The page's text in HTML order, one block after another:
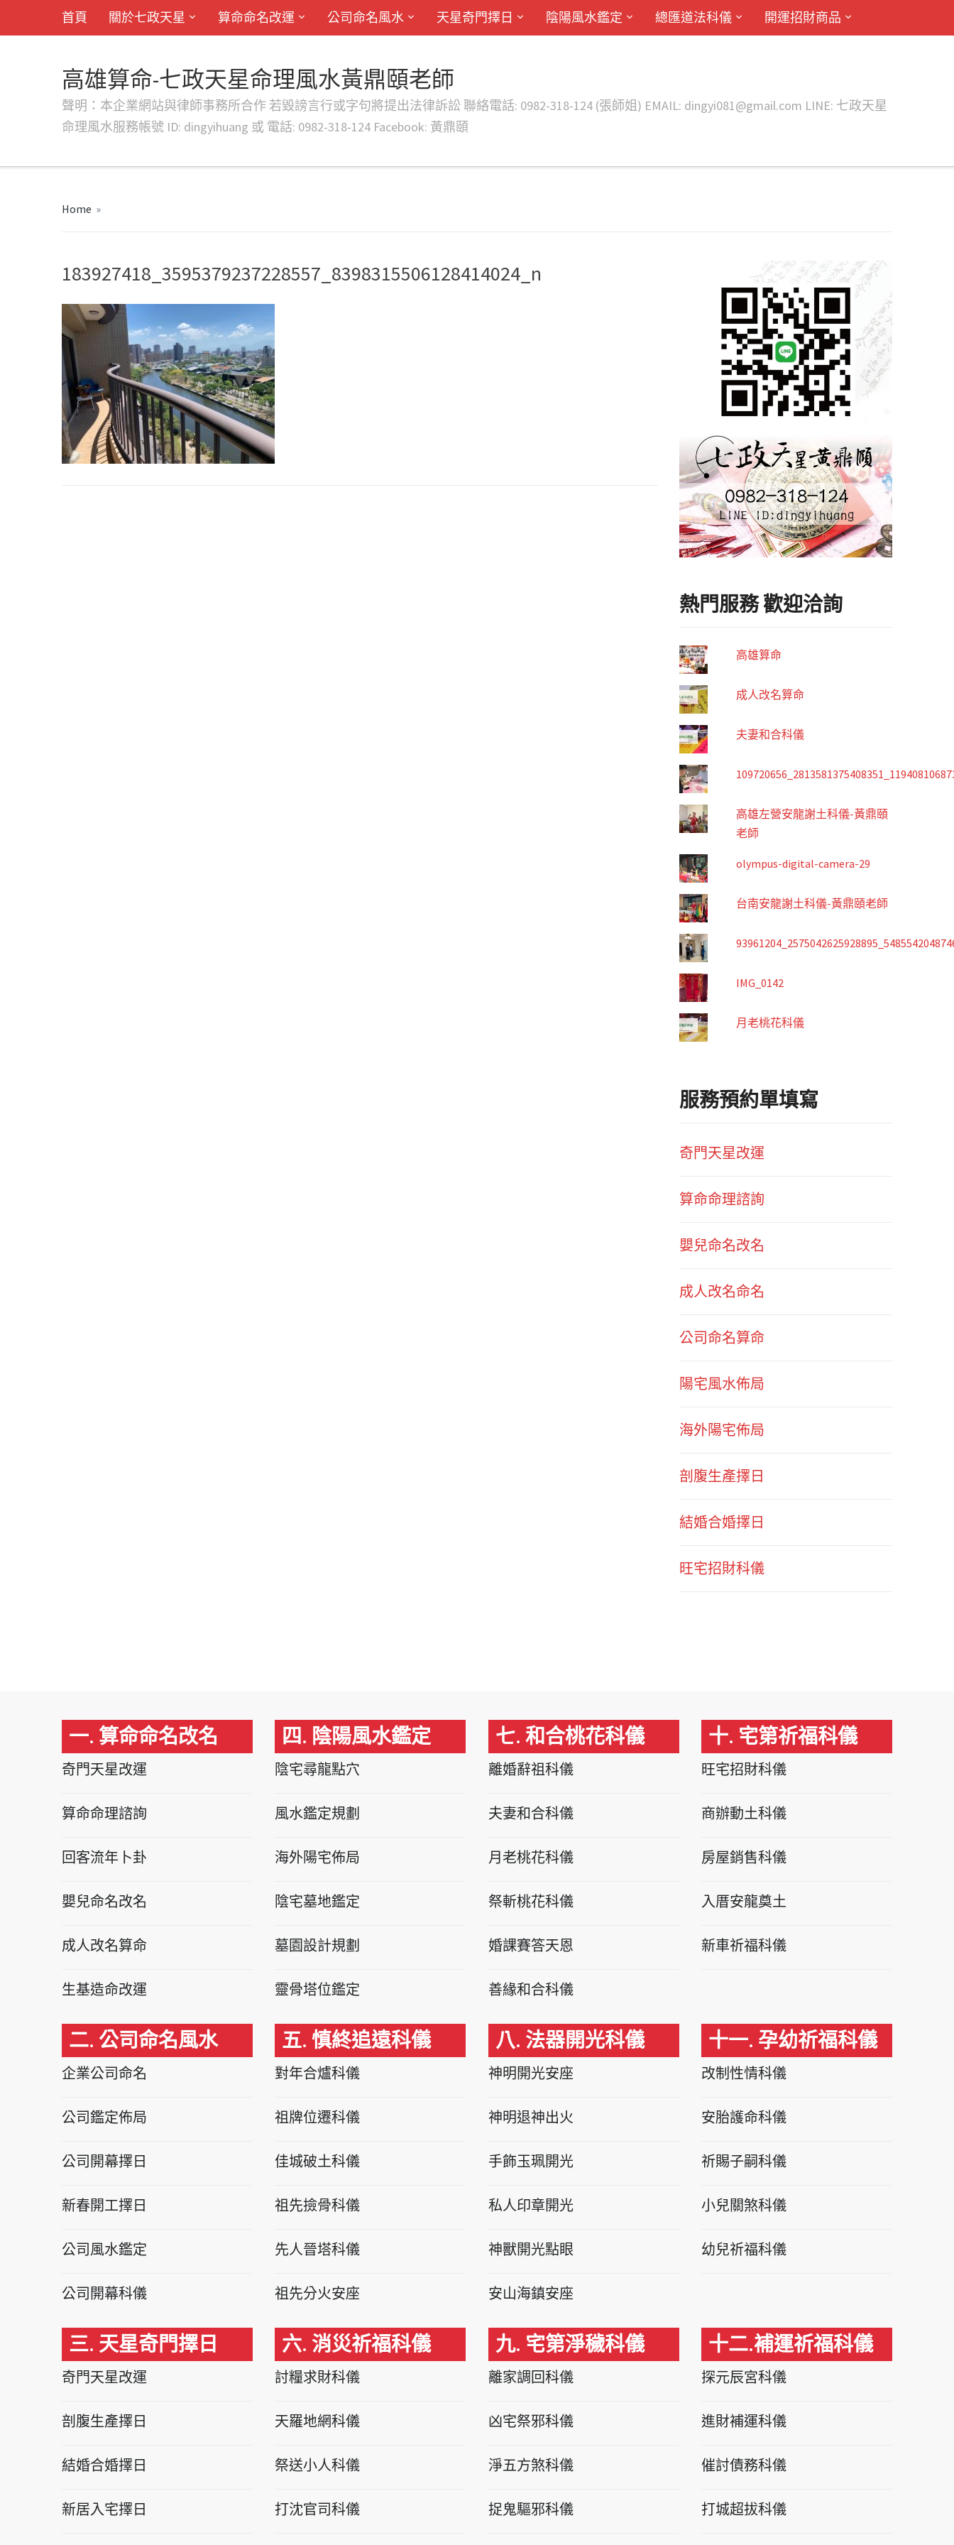
首頁 關於七政天星 算命命名改運 公司命名風水 天星奇門擇日 陰陽風水鑑定 總匯道法科儀 開運招財商品
高雄算命-七政天星命理風水黃鼎頤老師
聲明：本企業網站與律師事務所合作 若毀謗言行或字句將提出法律訴訟 聯絡電話: 0982-318-124 (張師姐) EMAIL: dingyi081@gmail.com LINE: 七政天星
命理風水服務帳號 ID: dingyihuang 或 電話: 0982-318-124 Facebook: 黃鼎頤
Home »
183927418_3595379237228557_8398315506128414024_n
熱門服務 歡迎洽詢
高雄算命
成人改名算命
夫妻和合科儀
高雄左營安龍謝土科儀-黃鼎頤
老師
olympus-digital-camera-29
台南安龍謝土科儀-黃鼎頤老師
IMG_0142
月老桃花科儀
服務預約單填寫
奇門天星改運
算命命理諮詢
嬰兒命名改名
成人改名命名
公司命名算命
陽宅風水佈局
海外陽宅佈局
剖腹生產擇日
結婚合婚擇日
旺宅招財科儀
一. 算命命名改名
奇門天星改運
算命命理諮詢
回客流年卜卦
嬰兒命名改名
成人改名算命
生基造命改運
二. 公司命名風水
企業公司命名
公司鑑定佈局
公司開幕擇日
新春開工擇日
公司風水鑑定
公司開幕科儀
三. 天星奇門擇日
奇門天星改運
剖腹生產擇日
結婚合婚擇日
新居入宅擇日
四. 陰陽風水鑑定
陰宅尋龍點穴
風水鑑定規劃
海外陽宅佈局
陰宅墓地鑑定
墓園設計規劃
靈骨塔位鑑定
五. 慎終追遠科儀
對年合爐科儀
祖牌位遷科儀
佳城破土科儀
祖先撿骨科儀
先人晉塔科儀
祖先分火安座
六. 消災祈福科儀
討糧求財科儀
天羅地網科儀
祭送小人科儀
打沈官司科儀
七. 和合桃花科儀
離婚辭祖科儀
夫妻和合科儀
月老桃花科儀
祭斬桃花科儀
婚課賽答天恩
善緣和合科儀
八. 法器開光科儀
神明開光安座
神明退神出火
手飾玉珮開光
私人印章開光
神獸開光點眼
安山海鎮安座
九. 宅第淨穢科儀
離家調回科儀
凶宅祭邪科儀
淨五方煞科儀
捉鬼驅邪科儀
十. 宅第祈福科儀
旺宅招財科儀
商辦動土科儀
房屋銷售科儀
入厝安龍奠土
新車祈福科儀
十一. 孕幼祈福科儀
改制性情科儀
安胎護命科儀
祈賜子嗣科儀
小兒關煞科儀
幼兒祈福科儀
十二.補運祈福科儀
探元辰宮科儀
進財補運科儀
催討債務科儀
打城超拔科儀